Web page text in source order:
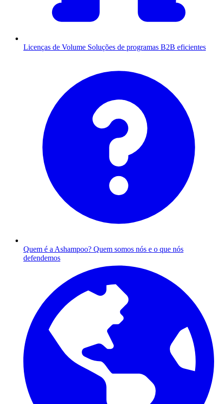
Licenças de Volume Soluções de programas B2B eficientes
Quem é a Ashampoo? Quem somos nós e o que nós
defendemos